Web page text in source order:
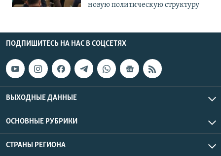
новую политическую структуру
ПОДПИШИТЕСЬ НА НАС В СОЦСЕТЯХ
ВЫХОДНЫЕ ДАННЫЕ
ОСНОВНЫЕ РУБРИКИ
СТРАНЫ РЕГИОНА